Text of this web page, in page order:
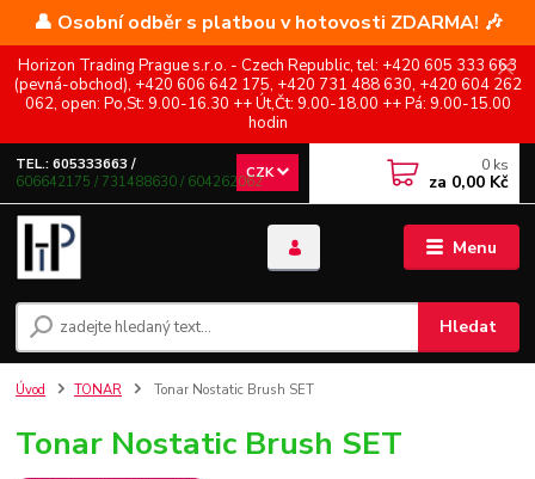
👤 Osobní odběr s platbou v hotovosti ZDARMA! 🎶
Horizon Trading Prague s.r.o. - Czech Republic, tel: +420 605 333 663
(pevná-obchod), +420 606 642 175, +420 731 488 630, +420 604 262
062, open: Po,St: 9.00-16.30 ++ Út,Čt: 9.00-18.00 ++ Pá: 9.00-15.00
hodin
Menu
CZK
Hledat
TEL.: 605333663 /
606642175 / 731488630 / 604262062
0 ks
za 0,00 Kč
Úvod TONAR Tonar Nostatic Brush SET
Tonar Nostatic Brush SET